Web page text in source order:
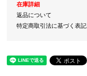
在庫詳細
返品について
特定商取引法に基づく表記